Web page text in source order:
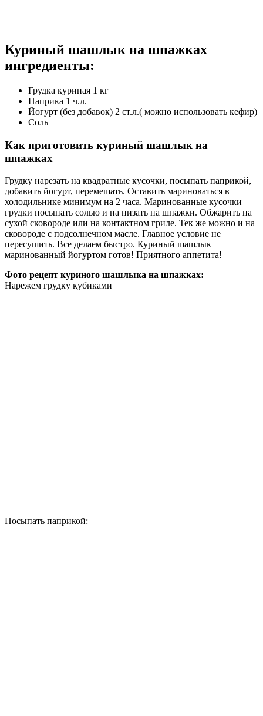
Куриный шашлык на шпажках
ингредиенты:
Грудка куриная 1 кг
Паприка 1 ч.л.
Йогурт (без добавок) 2 ст.л.( можно использовать кефир)
Соль
Как приготовить куриный шашлык на
шпажках
Грудку нарезать на квадратные кусочки, посыпать паприкой,
добавить йогурт, перемешать. Оставить мариноваться в
холодильнике минимум на 2 часа. Маринованные кусочки
грудки посыпать солью и на низать на шпажки. Обжарить на
сухой сковороде или на контактном гриле. Тек же можно и на
сковороде с подсолнечном масле. Главное условие не
пересушить. Все делаем быстро. Куриный шашлык
маринованный йогуртом готов! Приятного аппетита!
Фото рецепт куриного шашлыка на шпажках:
Нарежем грудку кубиками
Посыпать паприкой: